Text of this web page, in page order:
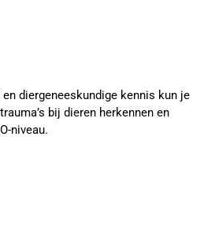
diergeneeskundige kennis kun je
bij dieren herkennen en
niveau.